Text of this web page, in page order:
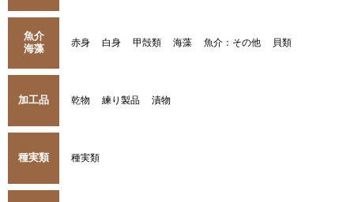
魚介
海藻
赤身 白身 甲殻類 海藻 魚介：その他 貝類
加工品 乾物 練り製品 漬物
種実類 種実類